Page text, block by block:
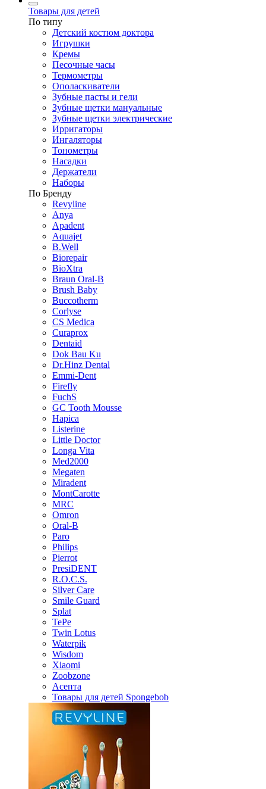
Товары для детей
По типу
Детский костюм доктора
Игрушки
Кремы
Песочные часы
Термометры
Ополаскиватели
Зубные пасты и гели
Зубные щетки мануальные
Зубные щетки электрические
Ирригаторы
Ингаляторы
Тонометры
Насадки
Держатели
Наборы
По Бренду
Revyline
Anya
Apadent
Aquajet
B.Well
Biorepair
BioXtra
Braun Oral-B
Brush Baby
Buccotherm
Corlyse
CS Medica
Curaprox
Dentaid
Dok Bau Ku
Dr.Hinz Dental
Emmi-Dent
Firefly
FuchS
GC Tooth Mousse
Hapica
Listerine
Little Doctor
Longa Vita
Med2000
Megaten
Miradent
MontCarotte
MRC
Omron
Oral-B
Paro
Philips
Pierrot
PresiDENT
R.O.C.S.
Silver Care
Smile Guard
Splat
TePe
Twin Lotus
Waterpik
Wisdom
Xiaomi
Zoobzone
Асепта
Товары для детей Spongebob